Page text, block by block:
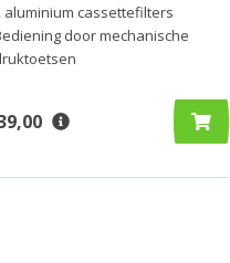
aluminium cassettefilters
door mechanische